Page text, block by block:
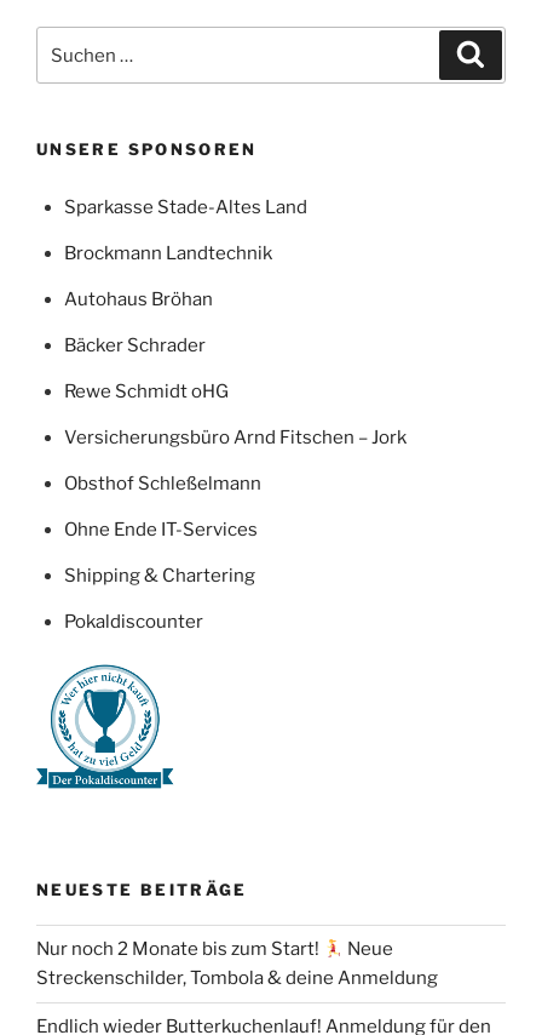
e
b
o
er s
A
p
l
n
nach:
UNSERE SPONSOREN
Sparkasse Stade-Altes Land
Brockmann Landtechnik
Autohaus Bröhan
Bäcker Schrader
Rewe Schmidt oHG
Versicherungsbüro Arnd Fitschen – Jork
Obsthof Schleßelmann
Ohne Ende IT-Services
Shipping & Chartering
Pokaldiscounter
NEUESTE BEITRÄGE
Nur noch 2 Monate bis zum Start!
Neue
Streckenschilder, Tombola & deine Anmeldung
Endlich wieder Butterkuchenlauf! Anmeldung für den